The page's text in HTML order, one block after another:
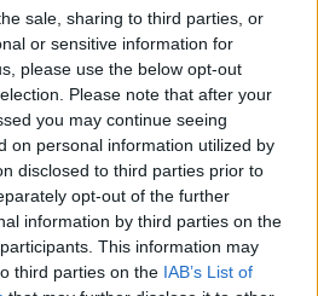
sale, sharing to third parties, or
or sensitive information for
please use the below opt-out
Please note that after your
you may continue seeing
on personal information utilized by
disclosed to third parties prior to
opt-out of the further
information by third parties on the
This information may
third parties on the IAB’s List of
utilizzare la piastra,
ottenendo un buon